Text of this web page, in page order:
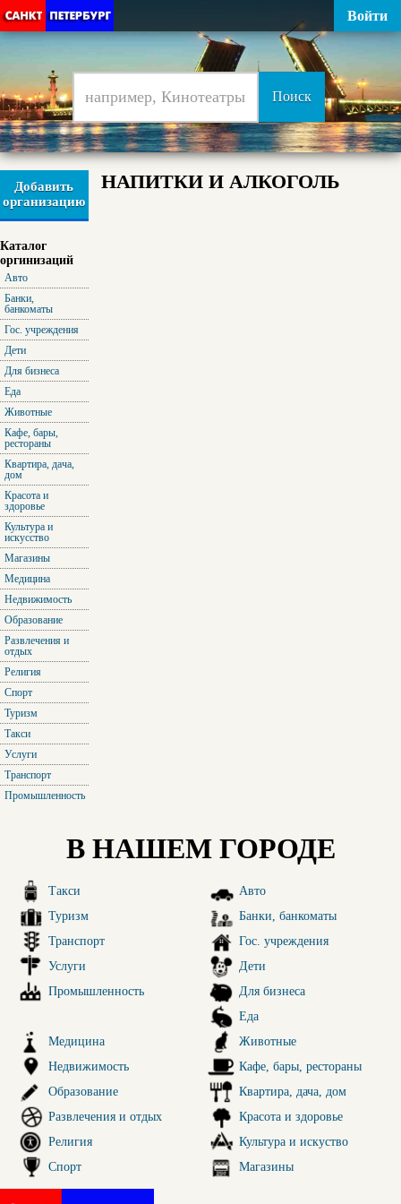
Войти
Добавить
организацию
Каталог
оргинизаций
Авто
Банки,
банкоматы
Гос. учреждения
Дети
Для бизнеса
Еда
Животные
Кафе, бары,
рестораны
Квартира, дача,
дом
Красота и
здоровье
Культура и
искусство
Магазины
Медицина
Недвижимость
Образование
Развлечения и
отдых
Религия
Спорт
Туризм
Такси
Услуги
Транспорт
Промышленность
НАПИТКИ И АЛКОГОЛЬ
В НАШЕМ ГОРОДЕ
Такси
Туризм
Транспорт
Услуги
Промышленность
Авто
Банки, банкоматы
Гос. учреждения
Дети
Для бизнеса
Еда
Медицина
Недвижимость
Образование
Развлечения и отдых
Религия
Спорт
Животные
Кафе, бары, рестораны
Квартира, дача, дом
Красота и здоровье
Культура и искуство
Магазины